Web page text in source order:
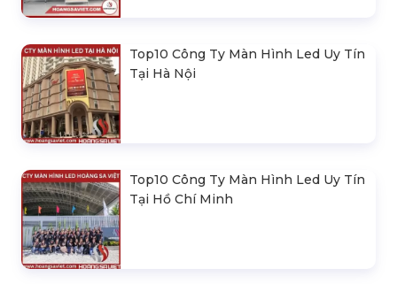
Top10 Công Ty Màn Hình Led Uy Tín
Tại Hà Nội
Top10 Công Ty Màn Hình Led Uy Tín
Tại Hồ Chí Minh